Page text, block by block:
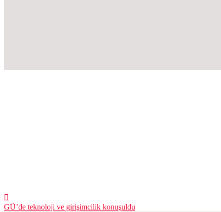
GÜ’de teknoloji ve girişimcilik konuşuldu